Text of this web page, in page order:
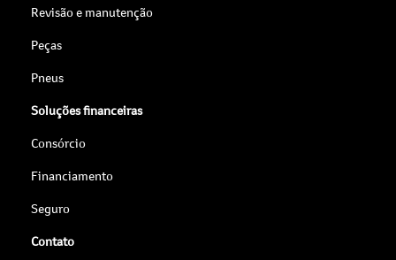
Revisão e manutenção
Peças
Pneus
Soluções financeiras
Consórcio
Financiamento
Seguro
Contato